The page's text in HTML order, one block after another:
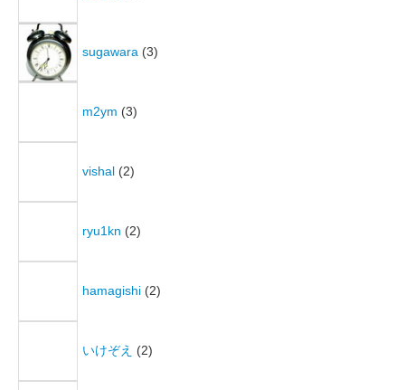
sugawara (3)
m2ym (3)
vishal (2)
ryu1kn (2)
hamagishi (2)
いけぞえ (2)